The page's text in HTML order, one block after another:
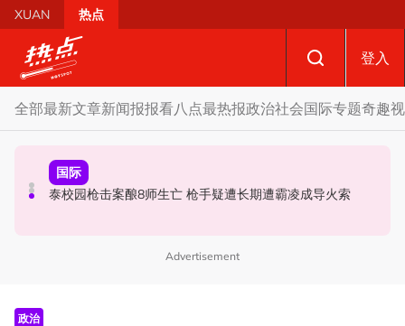
Skip to main content
XUAN 热点
登入
全部最新文章新闻报报看八点最热报政治社会国际专题奇趣
社会
黑木山关卡粉色行李箱引发炸弹惊魂 警方: 将调监控追查行
国际
泰校园枪击案酿8师生亡 枪手疑遭长期遭霸凌成导火索
政治
特别点名望万、双溪乌浪 韩沙: 宏愿党也要守现有甲州议
Advertisement
政治